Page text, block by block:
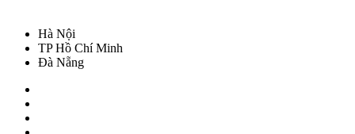
Hà Nội
TP Hồ Chí Minh
Đà Nẵng